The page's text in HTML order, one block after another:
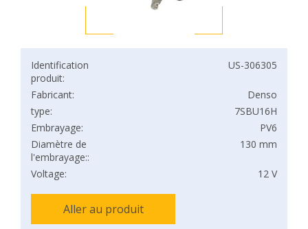
Identification
produit:
US-306305
Fabricant:
Denso
type:
7SBU16H
Embrayage:
PV6
Diamètre de
l'embrayage::
130 mm
Voltage: 12 V
Aller au produit